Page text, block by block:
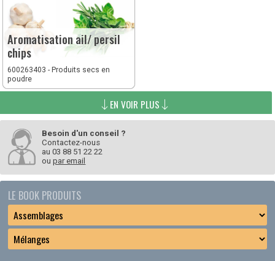
Aromatisation ail/ persil
chips
600263403 - Produits secs en
poudre
EN VOIR PLUS
Besoin d'un conseil ?
Contactez-nous
au03 88 51 22 22
oupar email
LE BOOK PRODUITS